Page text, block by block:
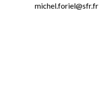
michel.foriel@sfr.fr